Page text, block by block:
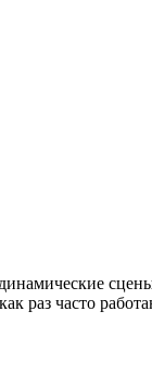
раз часто